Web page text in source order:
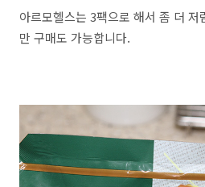
아르모헬스는 3팩으로 해서 좀 더
만 구매도 가능합니다.